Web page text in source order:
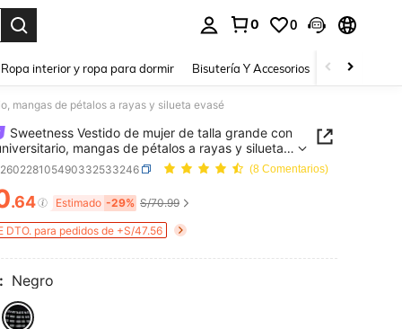
0 0
Ropa interior y ropa para dormir Bisutería Y Accesorios Zapatos
mangas de pétalos a rayas y silueta evasé
Sweetness Vestido de mujer de talla grande con
mangas de pétalos a rayas y silueta
(8 Comentarios)
AND AVAILABILITY
.64 Estimado -29% S/70.99
DTO. para pedidos de +S/47.56
Negro